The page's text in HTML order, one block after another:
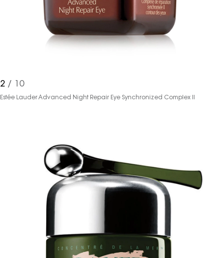
2 / 10
Estée Lauder Advanced Night Repair Eye Synchronized Complex II